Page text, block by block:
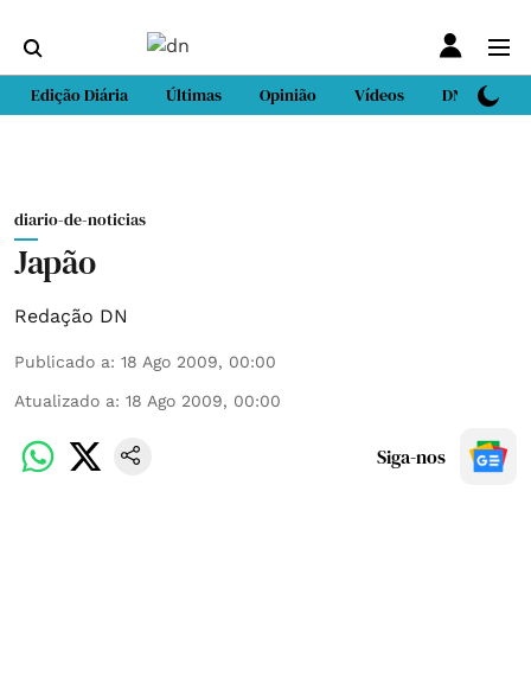
Edição Diária Últimas Opinião Vídeos DN Sport
diario-de-noticias
Japão
Redação DN
Publicado a: 18 Ago 2009, 00:00
Atualizado a: 18 Ago 2009, 00:00
Siga-nos